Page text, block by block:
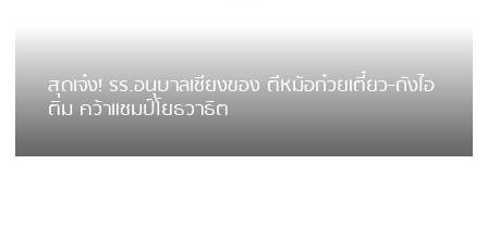
สุดเจ๋ง! รร.อนุบาลเชียงของ ตีหม้อก๋วยเตี๋ยว-ถังไอ
ติม คว้าแชมป์โยธวาธิต